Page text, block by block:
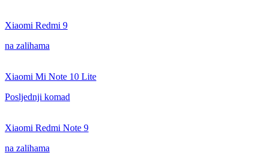
Xiaomi Redmi 9
na zalihama
Xiaomi Mi Note 10 Lite
Posljednji komad
Xiaomi Redmi Note 9
na zalihama